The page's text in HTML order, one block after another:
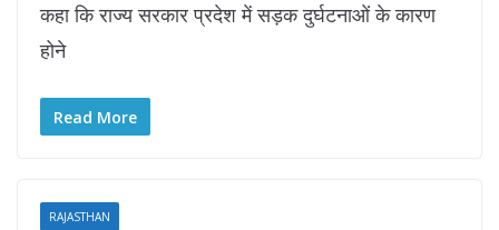
कहा कि राज्य सरकार प्रदेश में सड़क दुर्घटनाओं के कारण
होने
Read More
RAJASTHAN